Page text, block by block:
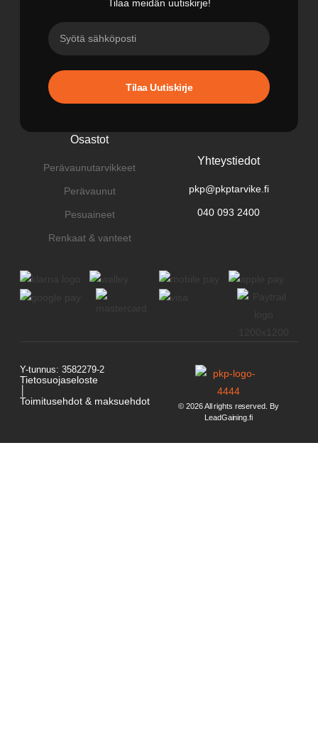
Tilaa meidän uutiskirje!
Tilaa Uutiskirje
Osastot
Perävaunutarvikkeet
Perävaunut
Pesuaineet
Renkaat & vanteet
Yhteystiedot
pkp@pkptarvike.fi
040 093 2400
© 2026 All rights reserved. By
LeadGaining.fi
Y-tunnus: 3582279-2
Tietosuojaseloste
Toimitusehdot & maksuehdot